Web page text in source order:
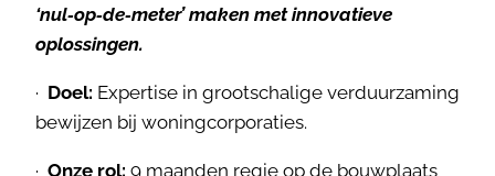
‘nul‑op‑de‑meter’ maken met innovatieve
oplossingen.
· Doel: Expertise in grootschalige verduurzaming
bewijzen bij woningcorporaties.
· Onze rol: 9 maanden regie op de bouwplaats